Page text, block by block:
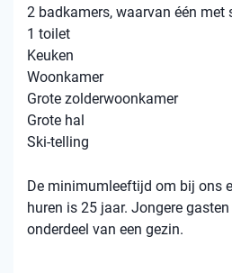
2 badkamers, waarvan één met
1 toilet
Keuken
Woonkamer
Grote zolderwoonkamer
Grote hal
Ski-telling
De minimumleeftijd om bij ons
huren is 25 jaar. Jongere
onderdeel van een gezin.